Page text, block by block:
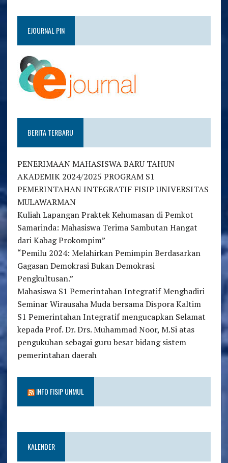
EJOURNAL PIN
BERITA TERBARU
PENERIMAAN MAHASISWA BARU TAHUN
AKADEMIK 2024/2025 PROGRAM S1
PEMERINTAHAN INTEGRATIF FISIP UNIVERSITAS
MULAWARMAN
Kuliah Lapangan Praktek Kehumasan di Pemkot
Samarinda: Mahasiswa Terima Sambutan Hangat
dari Kabag Prokompim”
“Pemilu 2024: Melahirkan Pemimpin Berdasarkan
Gagasan Demokrasi Bukan Demokrasi
Pengkultusan.”
Mahasiswa S1 Pemerintahan Integratif Menghadiri
Seminar Wirausaha Muda bersama Dispora Kaltim
S1 Pemerintahan Integratif mengucapkan Selamat
kepada Prof. Dr. Drs. Muhammad Noor, M.Si atas
pengukuhan sebagai guru besar bidang sistem
pemerintahan daerah
INFO FISIP UNMUL
KALENDER